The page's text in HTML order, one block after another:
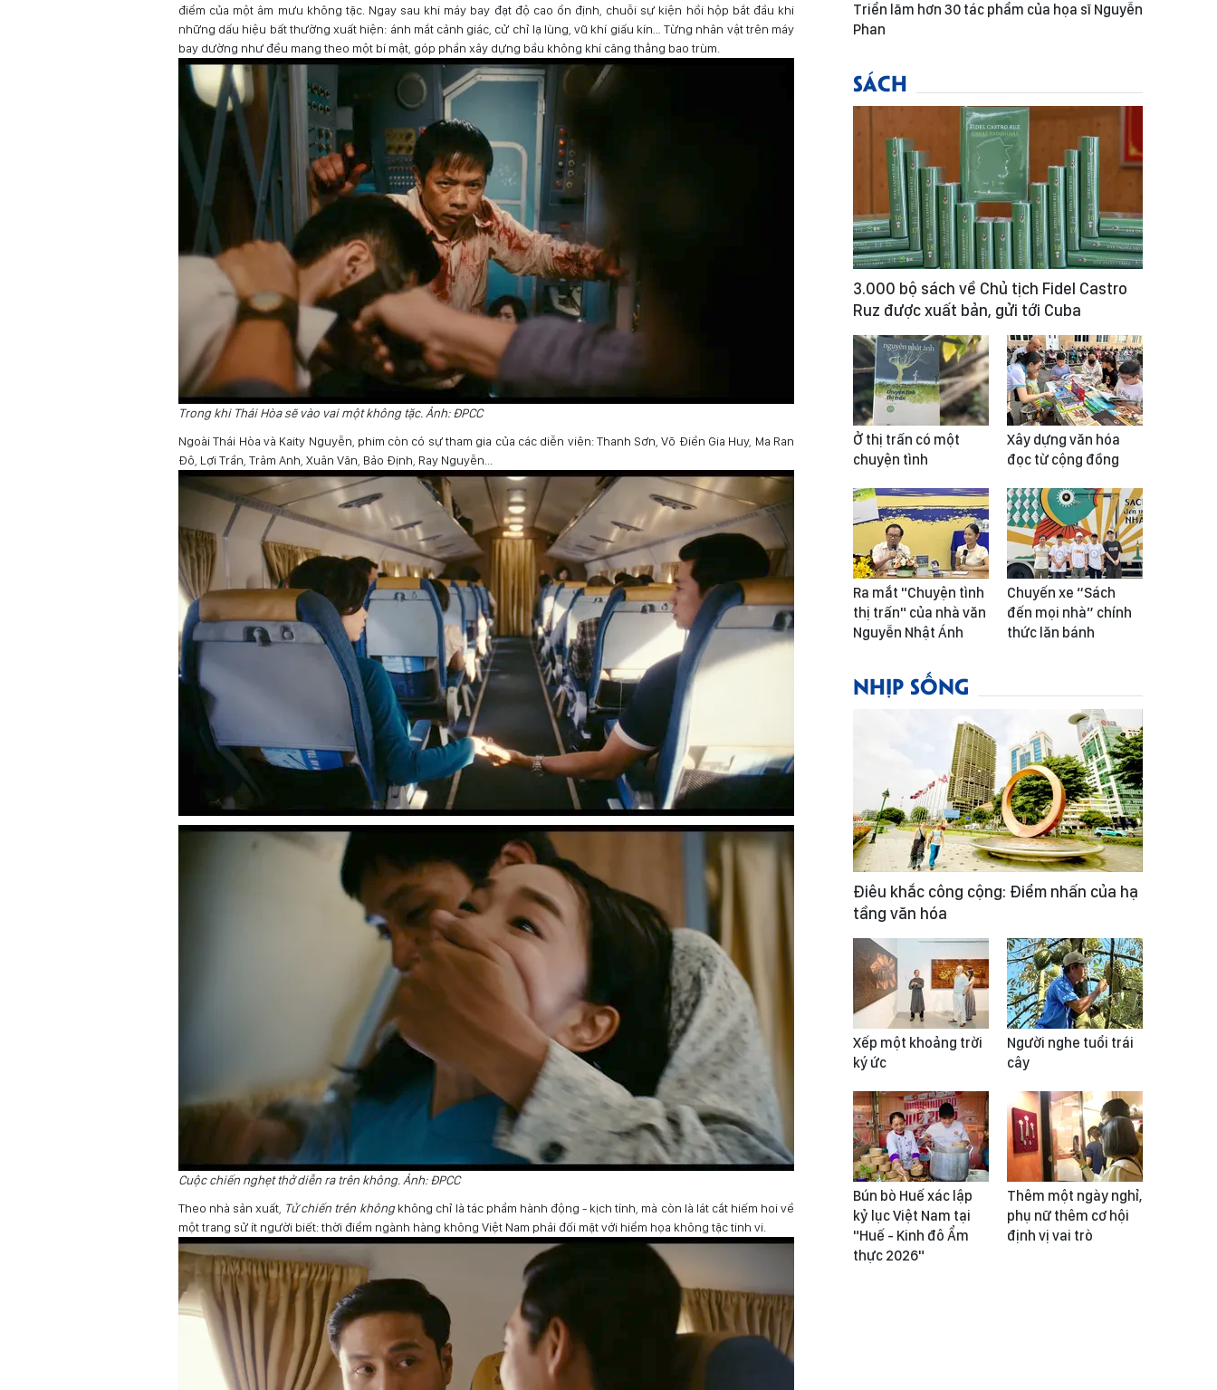
điểm của một âm mưu không tặc. Ngay sau khi máy bay đạt độ cao ổn định, chuỗi sự kiện hồi hộp bắt đầu khi
những dấu hiệu bất thường xuất hiện: ánh mắt cảnh giác, cử chỉ lạ lùng, vũ khí giấu kín… Từng nhân vật trên máy
bay dường như đều mang theo một bí mật, góp phần xây dựng bầu không khí căng thẳng bao trùm.
Trong khi Thái Hòa sẽ vào vai một không tặc. Ảnh: ĐPCC
Ngoài Thái Hòa và Kaity Nguyễn, phim còn có sự tham gia của các diễn viên: Thanh Sơn, Võ Điền Gia Huy, Ma Ran
Đô, Lợi Trần, Trâm Anh, Xuân Văn, Bảo Định, Ray Nguyễn...
Cuộc chiến nghẹt thở diễn ra trên không. Ảnh: ĐPCC
Theo nhà sản xuất, Tử chiến trên khôngkhông chỉ là tác phẩm hành động - kịch tính, mà còn là lát cắt hiếm hoi về
một trang sử ít người biết: thời điểm ngành hàng không Việt Nam phải đối mặt với hiểm họa không tặc tinh vi.
Triển lãm hơn 30 tác phẩm của họa sĩ Nguyễn
Phan
SÁCH
3.000 bộ sách về Chủ tịch Fidel Castro
Ruz được xuất bản, gửi tới Cuba
Ở thị trấn có một
chuyện tình
Xây dựng văn hóa
đọc từ cộng đồng
Ra mắt "Chuyện tình
thị trấn" của nhà văn
Nguyễn Nhật Ánh
Chuyến xe “Sách
đến mọi nhà” chính
thức lăn bánh
NHỊP SỐNG
Điêu khắc công cộng: Điểm nhấn của hạ
tầng văn hóa
Xếp một khoảng trời
ký ức
Người nghe tuổi trái
cây
Bún bò Huế xác lập
kỷ lục Việt Nam tại
"Huế - Kinh đô Ẩm
thực 2026"
Thêm một ngày nghỉ,
phụ nữ thêm cơ hội
định vị vai trò